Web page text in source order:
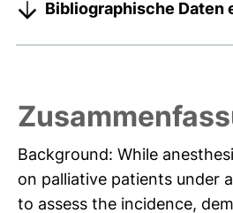
Bibliographische Daten
Background: While
on palliative patients under
to assess the incidence,